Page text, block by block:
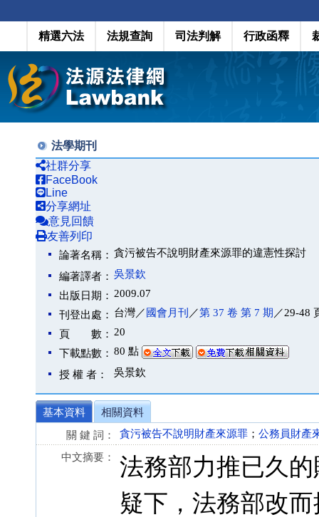
精選六法 法規查詢 司法判解 行政函釋
法學期刊
社群分享
FaceBook
Line
分享網址
意見回饋
友善列印
論著名稱： 貪污被告不說明財產來源罪的違憲性探討
編著譯者： 吳景欽
出版日期： 2009.07
刊登出處： 台灣／ 國會月刊 ／第 37 卷 第 7 期 ／29-48
頁 數： 20
下載點數： 80 點
授 權 者： 吳景欽
基本資料
相關資料
關 鍵 詞：
貪污被告不說明財產來源罪 ； 公務員財產
中文摘要：
法務部力推已久
疑下，法務部改